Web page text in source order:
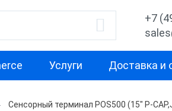
+7
Услуги Доставка и
Сенсорный терминал POS500 (15" P-